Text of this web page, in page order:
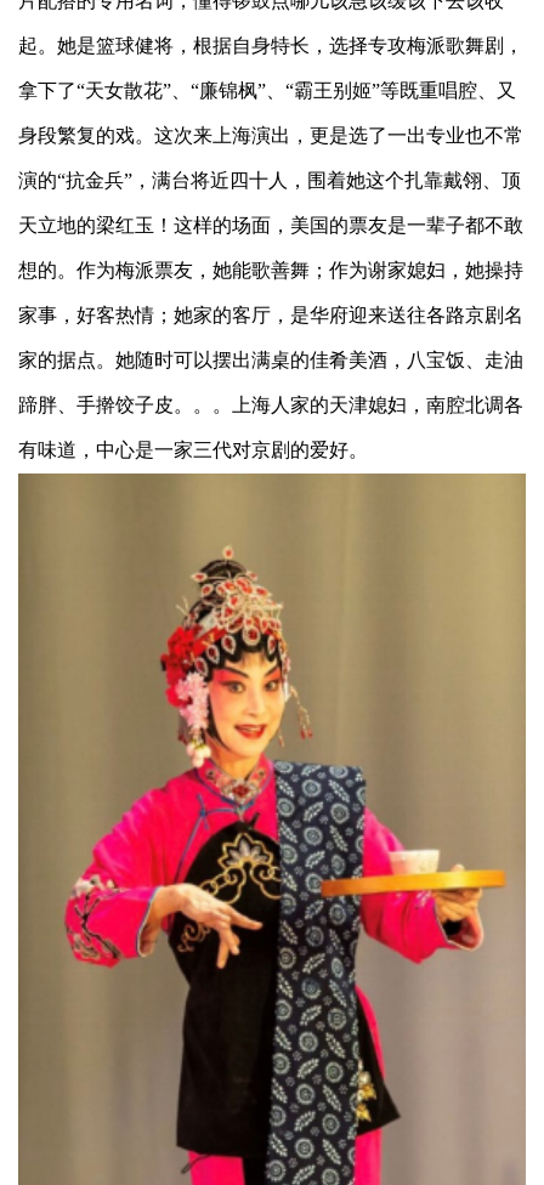
起。她是篮球健将，根据自身特长，选择专攻梅派歌舞剧，
拿下了“天女散花”、“廉锦枫”、“霸王别姬”等既重唱腔、又
身段繁复的戏。这次来上海演出，更是选了一出专业也不常
演的“抗金兵”，满台将近四十人，围着她这个扎靠戴翎、顶
天立地的梁红玉！这样的场面，美国的票友是一辈子都不敢
想的。作为梅派票友，她能歌善舞；作为谢家媳妇，她操持
家事，好客热情；她家的客厅，是华府迎来送往各路京剧名
家的据点。她随时可以摆出满桌的佳肴美酒，八宝饭、走油
蹄胖、手擀饺子皮。。。上海人家的天津媳妇，南腔北调各
有味道，中心是一家三代对京剧的爱好。